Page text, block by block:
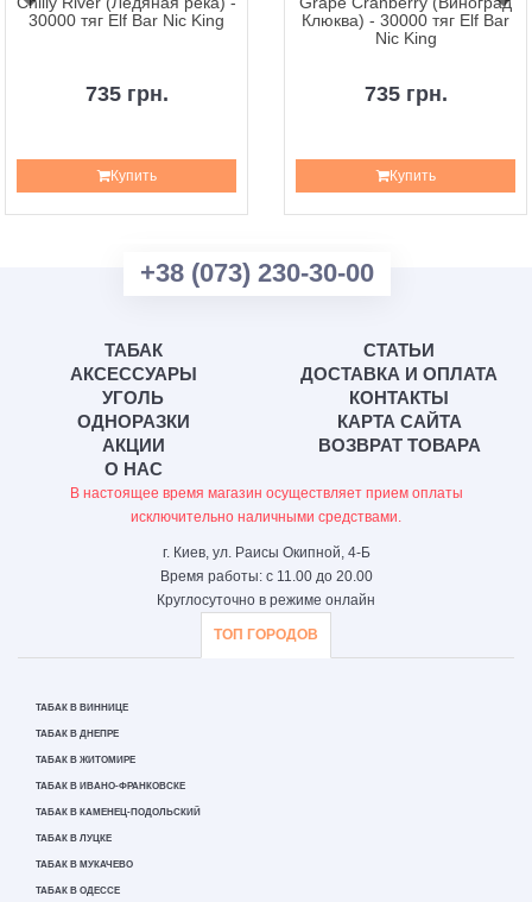
30000 тяг Elf Bar Nic King
735 грн.
Купить
Клюква) - 30000 тяг Elf Bar
Nic King
735 грн.
Купить
+38 (073) 230-30-00
ТАБАК
АКСЕССУАРЫ
УГОЛЬ
ОДНОРАЗКИ
АКЦИИ
О НАС
СТАТЬИ
ДОСТАВКА И ОПЛАТА
КОНТАКТЫ
КАРТА САЙТА
ВОЗВРАТ ТОВАРА
В настоящее время магазин осуществляет прием оплаты
исключительно наличными средствами.
г. Киев, ул. Раисы Окипной, 4-Б
Время работы: с 11.00 до 20.00
Круглосуточно в режиме онлайн
ТОП ГОРОДОВ
ТАБАК В ВИННИЦЕ
ТАБАК В ДНЕПРЕ
ТАБАК В ЖИТОМИРЕ
ТАБАК В ИВАНО-ФРАНКОВСКЕ
ТАБАК В КАМЕНЕЦ-ПОДОЛЬСКИЙ
ТАБАК В ЛУЦКЕ
ТАБАК В МУКАЧЕВО
ТАБАК В ОДЕССЕ